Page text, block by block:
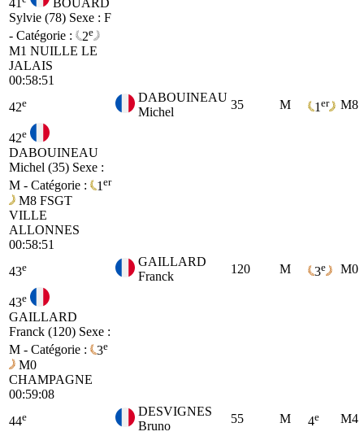
41
BOUARD
Sylvie (78) Sexe : F
- Catégorie :
2e
M1 NUILLE LE
JALAIS
00:58:51
42e
DABOUINEAU
Michel
35 M 1 er M8
42e
DABOUINEAU
Michel (35) Sexe :
M - Catégorie :
1 er
M8 FSGT
VILLE
ALLONNES
00:58:51
43e
GAILLARD
Franck
120 M 3e M0
43e
GAILLARD
Franck (120) Sexe :
M - Catégorie :
3e
M0
CHAMPAGNE
00:59:08
44e
DESVIGNES
Bruno
55 M 4e M4